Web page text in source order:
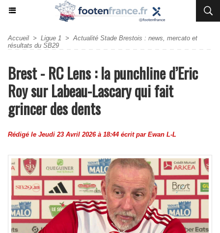
Accueil > Ligue 1 > Actualité Stade Brestois : news, mercato et
résultats du SB29
Brest - RC Lens : la punchline d’Eric
Roy sur Labeau-Lascary qui fait
grincer des dents
Rédigé le Jeudi 23 Avril 2026 à 18:44 écrit par Ewan L-L